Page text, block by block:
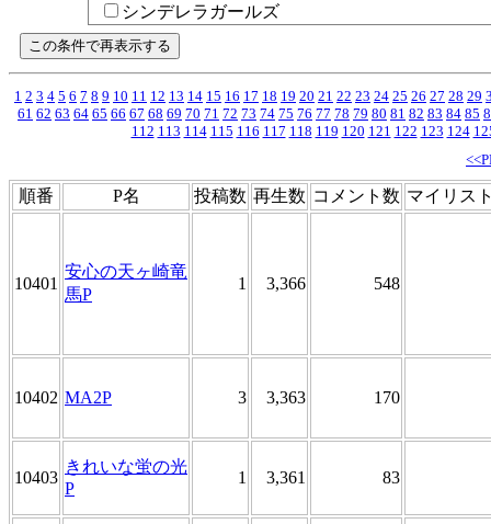
シンデレラガールズ
1 2 3 4 5 6 7 8 9 10 11 12 13 14 15 16 17 18 19 20 21 22 23 24 25 26 27 28 29
61 62 63 64 65 66 67 68 69 70 71 72 73 74 75 76 77 78 79 80 81 82 83 84 85
112 113 114 115 116 117 118 119 120 121 122 123 124
順番 P名 投稿数 再生数 コメント数 マイリス
10401
安心の天ヶ崎竜
馬P
1 3,366 548
10402 MA2P 3 3,363 170
10403
きれいな蛍の光
P
1 3,361 83